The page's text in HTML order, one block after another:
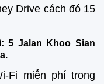
Drive cách đó 15
5 Jalan Khoo Sian
Fi miễn phí trong